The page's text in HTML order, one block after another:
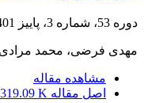
دوره 53، شماره 3، پاییز 1401، صفحه
مهدی فرضی، محمد مرادی
مشاهده مقاله
اصل مقاله 319.09 K